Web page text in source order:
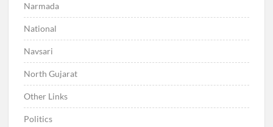
Narmada
National
Navsari
North Gujarat
Other Links
Politics